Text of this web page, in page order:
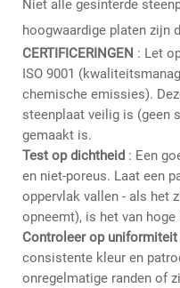
Niet alle gesinterde
hoogwaardige platen zijn
CERTIFICERINGEN : Let
ISO 9001
chemische emissies).
steenplaat veilig is (geen
gemaakt is.
Test op dichtheid : Een
en niet-poreus. Laat een
oppervlak vallen - als het
opneemt), is het van
Controleer op uniformiteit
consistente kleur en
onregelmatige randen of